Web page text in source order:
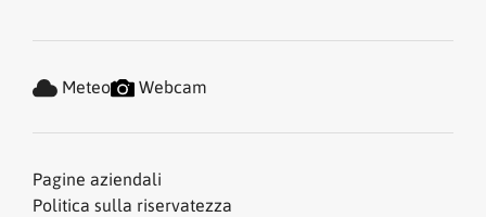
Pagine aziendali
Politica sulla riservatezza
Meteo Webcam